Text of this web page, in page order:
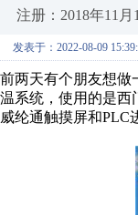
注册：2018年11月
发表于：2022-08-09
前两天有个朋友想做
温系统，使用的是西
威纶通触摸屏和PLC